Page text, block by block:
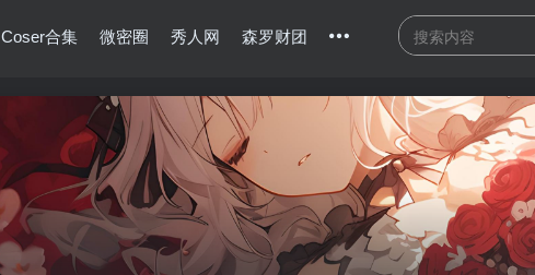
Coser合集 微密圈 秀人网 森罗财团